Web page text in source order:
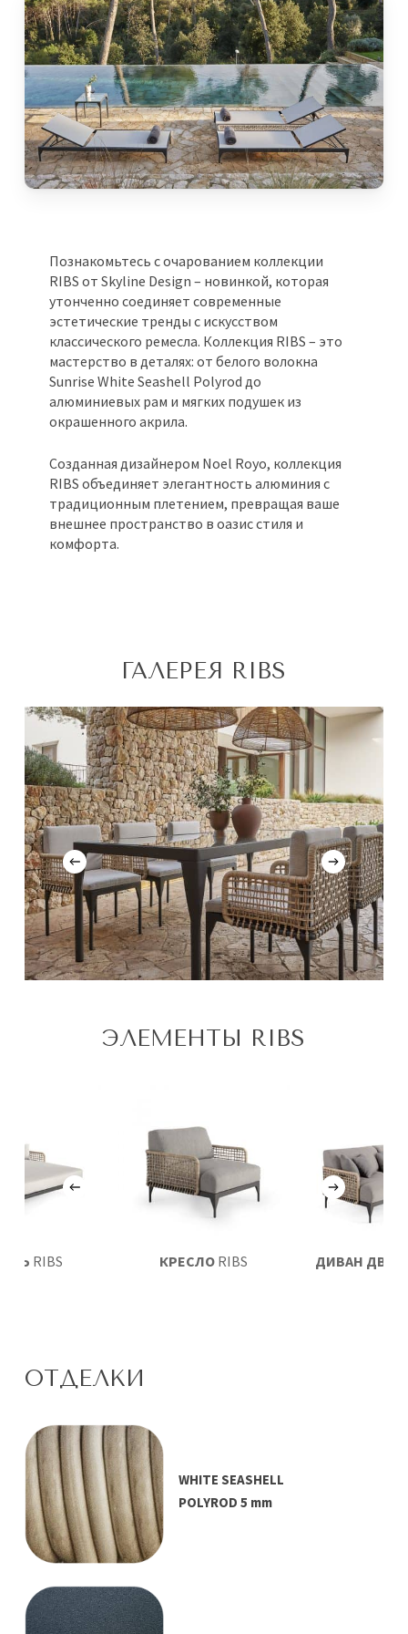
Познакомьтесь с очарованием коллекции
RIBS от Skyline Design – новинкой, которая
утонченно соединяет современные
эстетические тренды с искусством
классического ремесла. Коллекция RIBS – это
мастерство в деталях: от белого волокна
Sunrise White Seashell Polyrod до
алюминиевых рам и мягких подушек из
окрашенного акрила.
Созданная дизайнером Noel Royo, коллекция
RIBS объединяет элегантность алюминия с
традиционным плетением, превращая ваше
внешнее пространство в оазис стиля и
комфорта.
ГАЛЕРЕЯ RIBS
ЭЛЕМЕНТЫ RIBS
КРЕСЛО RIBS
ДИВАН
RIBS
ОТДЕЛКИ
WHITE SEASHELL
POLYROD 5 mm